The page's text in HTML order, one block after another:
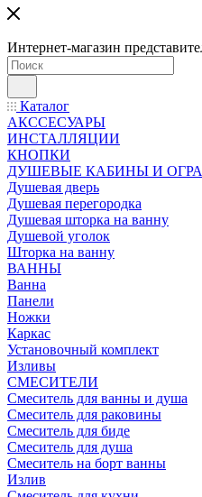
Интернет-магазин
Каталог
АКССЕСУАРЫ
ИНСТАЛЛЯЦИИ
КНОПКИ
ДУШЕВЫЕ КАБИНЫ И
Душевая дверь
Душевая перегородка
Душевая шторка на ванну
Душевой уголок
Шторка на ванну
ВАННЫ
Ванна
Панели
Ножки
Каркас
Установочный комплект
Изливы
СМЕСИТЕЛИ
Смеситель для ванны и душа
Смеситель для раковины
Смеситель для биде
Смеситель для душа
Смеситель на борт ванны
Излив